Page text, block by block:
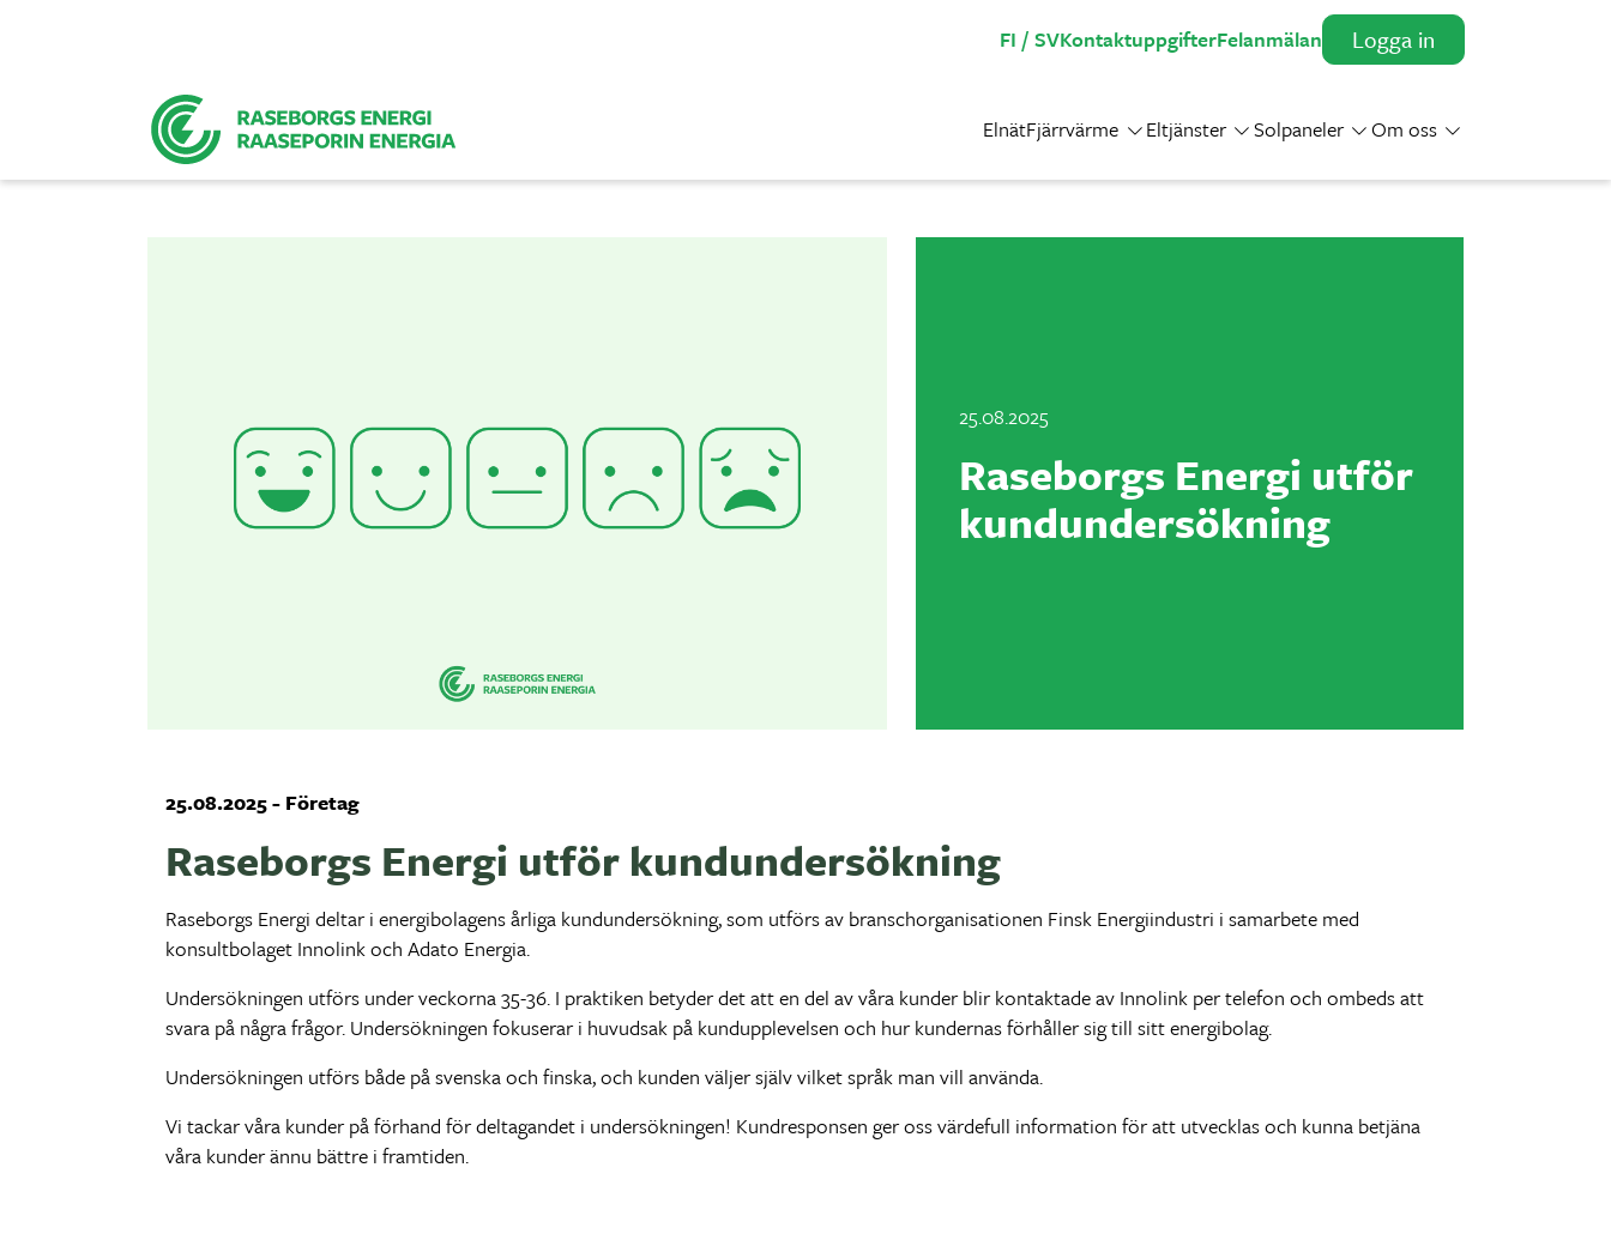
FI SVKontaktuppgifterFelanmälan Logga in
ElnätFjärrvärme Toggle Dropdown
Eltjänster Toggle Dropdown
Solpaneler Toggle Dropdown
Om oss Toggle Dropdown
25.08.2025
Raseborgs Energi utför
kundundersökning
25.08.2025 - Företag
Raseborgs Energi utför kundundersökning
Raseborgs Energi deltar i energibolagens årliga kundundersökning, som utförs av branschorganisationen Finsk Energiindustri i samarbete med
konsultbolaget Innolink och Adato Energia.
Undersökningen utförs under veckorna 35-36. I praktiken betyder det att en del av våra kunder blir kontaktade av Innolink per telefon och ombeds att
svara på några frågor. Undersökningen fokuserar i huvudsak på kundupplevelsen och hur kundernas förhåller sig till sitt energibolag.
Undersökningen utförs både på svenska och finska, och kunden väljer själv vilket språk man vill använda.
Vi tackar våra kunder på förhand för deltagandet i undersökningen! Kundresponsen ger oss värdefull information för att utvecklas och kunna betjäna
våra kunder ännu bättre i framtiden.